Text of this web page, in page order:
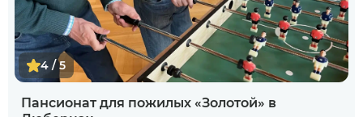
4 / 5
Пансионат для пожилых «Золотой» в